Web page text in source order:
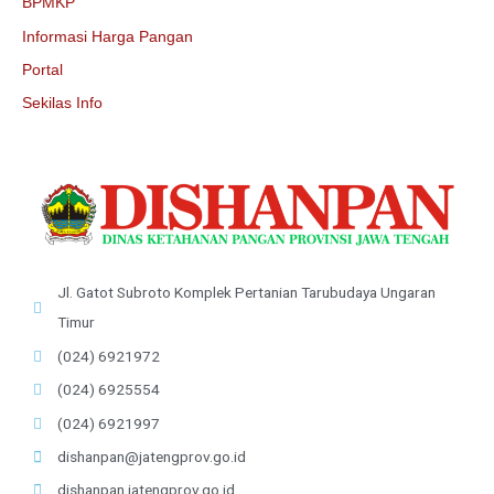
Informasi Harga Pangan
Portal
Sekilas Info
Jl. Gatot Subroto Komplek Pertanian Tarubudaya Ungaran
Timur
(024) 6921972
(024) 6925554
(024) 6921997
dishanpan@jatengprov.go.id
dishanpan.jatengprov.go.id